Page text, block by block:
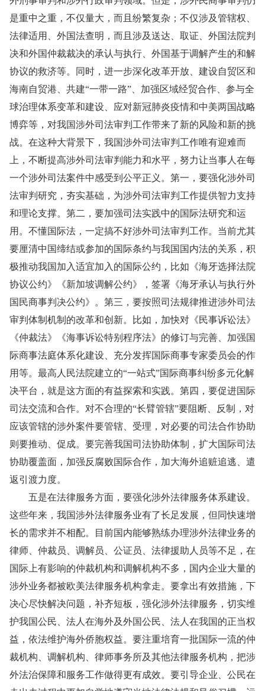
是重中之重，不仅量大，而且纷繁复杂；不仅涉及管辖权、
法律适用、外国法查明，而且涉及送达、取证、外国法院判
决和外国仲裁裁决的承认与执行、外国基于调解产生的和解
协议的救济等。同时，进一步深化改革开放、建设自贸区和
海南自贸港、共建“一带一路”、加强区域经贸合作、参与全
球治理体系变革和建设、应对新冠肺炎疫情和中美两国战略
博弈等，对我国涉外司法审判工作带来了新的风险和新的挑
战。在这种大背景下，我国涉外司法审判工作唯有迎难而
上，不断提高涉外司法审判能力和水平，努力让当事人在每
一个涉外司法案件中感受到公平正义。第一，要强化涉外司
法审判研究，夯实基础，为涉外司法审判工作提供智力支持
和理论支撑。第二，要加强司法实践中的国际法研究和运
用。不懂国际法，一定搞不好涉外司法审判工作。当前尤其
要厘清中国缔结或参加的国际条约与我国国内法的关系，积
极推动我国加入适宜加入的国际公约，比如《海牙选择法院
协议公约》《新加坡调解公约》，签署《海牙承认与执行外
国民商事判决公约》。第三，要按照司法规律推进涉外司法
审判体制机制的改革和创新。比如，加快对《民事诉讼法》
《仲裁法》《海事诉讼特别程序法》的修订与完善、加强国
际商事法庭体系化建设、充分发挥国际商事专家委员会的作
用等。最高人民法院建立的“一站式”国际商事纠纷多元化解
决平台，就是这方面的有益探索和实践。第四，要促进国际
司法交流和合作。对不合理的“长臂管辖”要阻断、反制，对
应该管辖的涉外案件要管辖、受理，对必要的司法合作协助
则要推动、促成。要完善我国司法协助体制，扩大国际司法
协助覆盖面，加强反腐败国际合作，加大海外追赃追逃、遣
返引渡力度。
五是在法律服务方面，要强化涉外法律服务体系建设。
这些年来，我国涉外法律服务业有了长足发展，但同快速增
长的需求并不相配。目前国内能够熟练办理涉外法律业务的
律师、仲裁员、调解员、公证员、法律援助人员等不足，在
国际上有影响的仲裁机构和调解机构不多，国内企业大量的
涉外业务都被欧美法律服务机构拿走。要拿出有效措施，下
决心尽快解决问题，补齐短板，强化涉外法律服务，切实维
护我国公民、法人在海外及外国公民、法人在我国的正当权
益，依法维护海外侨胞权益。要注重培育一批国际一流的仲
裁机构、调解机构、律师事务所及其他法律服务机构，把涉
外法治保障和服务工作做得更有成效。要引导企业、公民在